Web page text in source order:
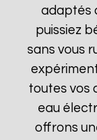
adaptés
puissiez
sans vous
toutes vos
eau
offrons